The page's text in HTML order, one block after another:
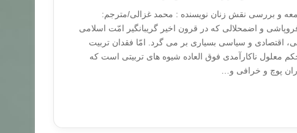
و بررسی نقش زنان نویسنده : محمد غزالی/مترجم:
و اضمحلالی که در قرون اخیر گریبانگیر امّت اسلامی
اقتصادی و سیاسی بسیاری بر می گرد. امّا فقدان تربیت
معلول ناکارآمدی فوق العاده شیوه های تربیتی است که
پوچ و خرافی و…